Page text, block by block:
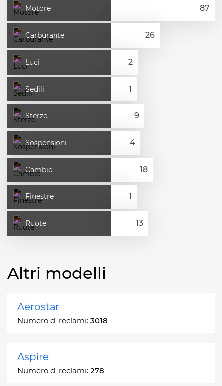
Motore
Carburante
Luci
Sedili
Sterzo
Sospensioni
Cambio
Finestre
Ruote
Altri modelli
Aerostar
Numero di reclami: 3018
Aspire
Numero di reclami: 278